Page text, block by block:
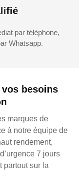
besoins
marques de
à notre équipe de
rendement,
7 jours
partout sur la
par téléphone,
Whatsapp.